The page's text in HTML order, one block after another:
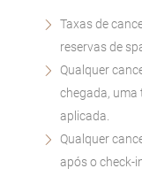
Taxas de
reservas de
Qualquer
chegada, uma
aplicada.
Qualquer
após o check-